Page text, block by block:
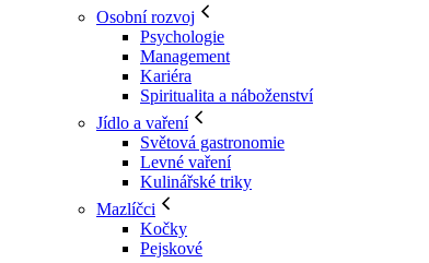
Osobní rozvoj
Psychologie
Management
Kariéra
Spiritualita a náboženství
Jídlo a vaření
Světová gastronomie
Levné vaření
Kulinářské triky
Mazlíčci
Kočky
Pejskové